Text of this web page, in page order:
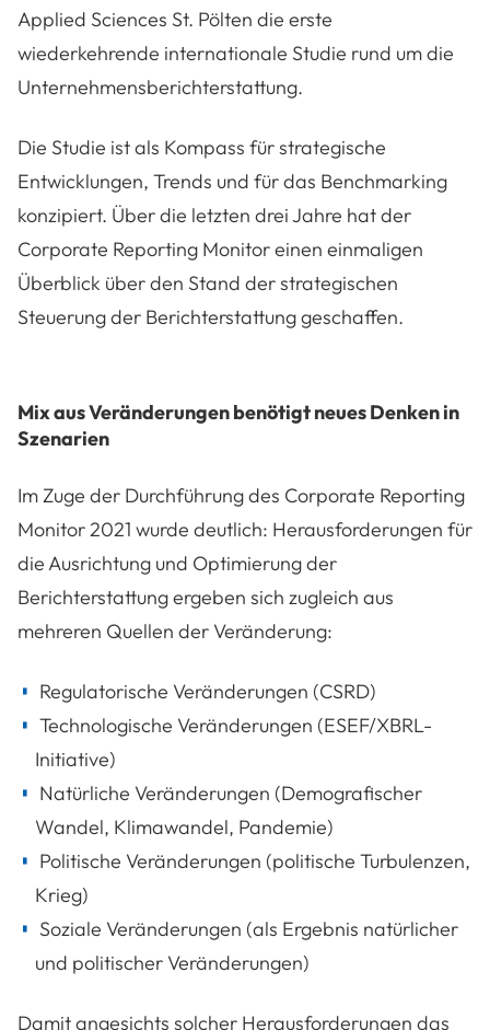
Applied Sciences St. Pölten die erste
wiederkehrende internationale Studie rund um die
Unternehmensberichterstattung.
Die Studie ist als Kompass für strategische
Entwicklungen, Trends und für das Benchmarking
konzipiert. Über die letzten drei Jahre hat der
Corporate Reporting Monitor einen einmaligen
Überblick über den Stand der strategischen
Steuerung der Berichterstattung geschaffen.
Mix aus Veränderungen benötigt neues Denken in
Szenarien
Im Zuge der Durchführung des Corporate Reporting
Monitor 2021 wurde deutlich: Herausforderungen für
die Ausrichtung und Optimierung der
Berichterstattung ergeben sich zugleich aus
mehreren Quellen der Veränderung:
Regulatorische Veränderungen (CSRD)
Technologische Veränderungen (ESEF/XBRL-
Initiative)
Natürliche Veränderungen (Demografischer
Wandel, Klimawandel, Pandemie)
Politische Veränderungen (politische Turbulenzen,
Krieg)
Soziale Veränderungen (als Ergebnis natürlicher
und politischer Veränderungen)
Damit angesichts solcher Herausforderungen das